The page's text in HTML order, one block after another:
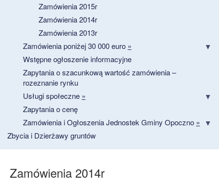
Zamówienia 2015r
Zamówienia 2014r
Zamówienia 2013r
Zamówienia poniżej 30 000 euro »
Wstępne ogłoszenie informacyjne
Zapytania o szacunkową wartość zamówienia –
rozeznanie rynku
Usługi społeczne »
Zapytania o cenę
Zamówienia i Ogłoszenia Jednostek Gminy Opoczno »
Zbycia i Dzierżawy gruntów
Zamówienia 2014r